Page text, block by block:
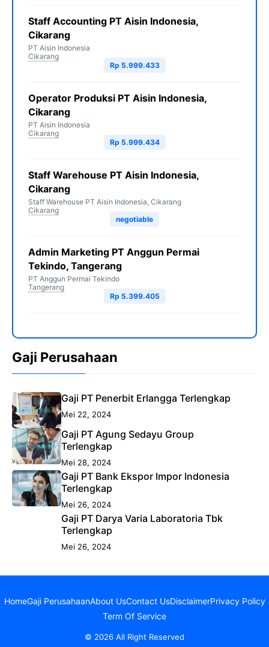
Staff Accounting PT Aisin Indonesia,
Cikarang
PT Aisin Indonesia
Cikarang
Rp 5.999.433
Operator Produksi PT Aisin Indonesia,
Cikarang
PT Aisin Indonesia
Cikarang
Rp 5.999.434
Staff Warehouse PT Aisin Indonesia,
Cikarang
Staff Warehouse PT Aisin Indonesia, Cikarang
Cikarang
negotiable
Admin Marketing PT Anggun Permai
Tekindo, Tangerang
PT Anggun Permai Tekindo
Tangerang
Rp 5.399.405
Gaji Perusahaan
Gaji PT Penerbit Erlangga Terlengkap
Mei 22, 2024
Gaji PT Agung Sedayu Group
Terlengkap
Mei 28, 2024
Gaji PT Bank Ekspor Impor Indonesia
Terlengkap
Mei 26, 2024
Gaji PT Darya Varia Laboratoria Tbk
Terlengkap
Mei 26, 2024
HomeGaji PerusahaanAbout UsContact UsDisclaimerPrivacy Policy
Term Of Service
© 2026 All Right Reserved